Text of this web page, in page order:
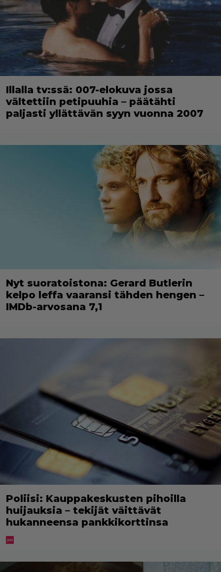
Illalla tv:ssä: 007-elokuva jossa
vältettiin petipuuhia – päätähti
paljasti yllättävän syyn vuonna 2007
Nyt suoratoistona: Gerard Butlerin
kelpo leffa vaaransi tähden hengen –
IMDb-arvosana 7,1
Poliisi: Kauppakeskusten pihoilla
huijauksia – tekijät väittävät
hukanneensa pankkikorttinsa